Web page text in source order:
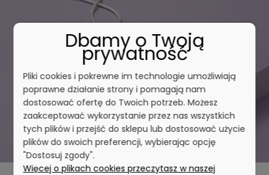
Dbamy o Twoją
prywatność
Pliki cookies i pokrewne im technologie umożliwiają
poprawne działanie strony i pomagają nam
dostosować ofertę do Twoich potrzeb. Możesz
zaakceptować wykorzystanie przez nas wszystkich
tych plików i przejść do sklepu lub dostosować użycie
plików do swoich preferencji, wybierając opcję
"Dostosuj zgody".
Więcej o plikach cookies przeczytasz w naszej